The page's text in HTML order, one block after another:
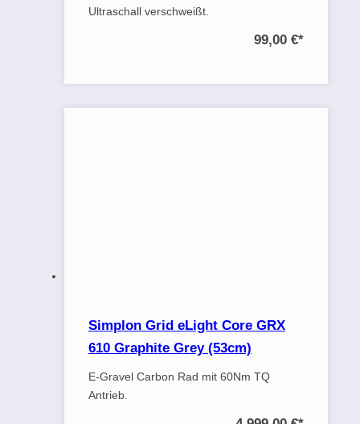
Ultraschall verschweißt.
99,00 €*
Simplon Grid eLight Core GRX
610 Graphite Grey (53cm)
E-Gravel Carbon Rad mit 60Nm TQ
Antrieb.